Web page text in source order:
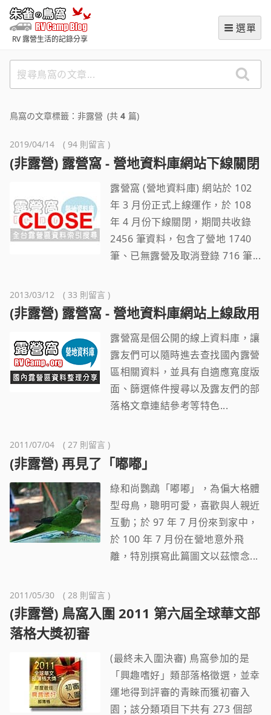
至
內
朱雀の鳥窩
RV 露營生活的記錄分享
選單
搜
尋
窩
文
章
鳥窩の文章標籤：非露營 (共 4 篇)
2019/04/14 ( 94 則留言 )
(非露營) 露營窩 - 營地資料庫網站下線關閉
露營窩 (營地資料庫) 網站於 102
年 3 月份正式上線運作，於 108
年 4 月份下線關閉，期間共收錄
2456 筆資料，包含了營地 1740
筆、已無露營及取消登錄 716 筆...
2013/03/12 ( 33 則留言 )
(非露營) 露營窩 - 營地資料庫網站上線啟用
露營窩是個公開的線上資料庫，讓
露友們可以隨時進去查找國內露營
區相關資料，並具有自適應寬度版
面、篩選條件搜尋以及露友們的部
落格文章連結參考等特色...
2011/07/04 ( 27 則留言 )
(非露營) 再見了「嘟嘟」
綠和尚鸚鵡「嘟嘟」，為偏大格體
型母鳥，聰明可愛，喜歡與人親近
互動；於 97 年 7 月份來到家中，
於 100 年 7 月份在營地意外飛
離，特別撰寫此篇圖文以茲懷念...
2011/05/30 ( 28 則留言 )
(非露營) 鳥窩入圍 2011 第六屆全球華文部
落格大獎初審
(最終未入圍決審) 鳥窩參加的是
「興趣嗜好」類部落格徵選，並幸
運地得到評審的青睞而獲初審入
園；該分類項目下共有 273 個部